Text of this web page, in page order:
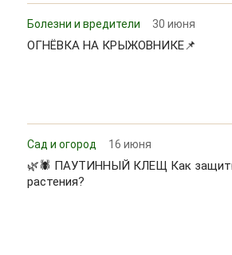
Болезни и вредители 30 июня
ОГНЁВКА НА КРЫЖОВНИКЕ📌
Сад и огород 16 июня
🌿🕷 ПАУТИННЫЙ КЛЕЩ Как
растения?